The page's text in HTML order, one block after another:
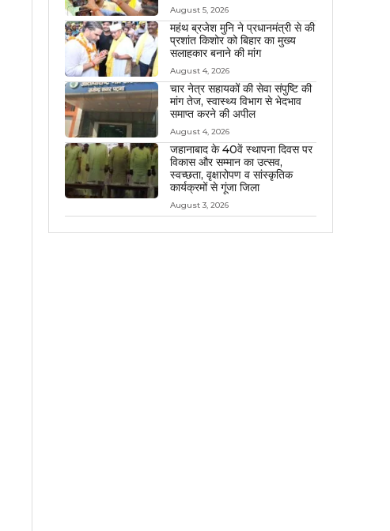
August 5, 2026
महंथ ब्रजेश मुनि ने प्रधानमंत्री से की
प्रशांत किशोर को बिहार का मुख्य
सलाहकार बनाने की मांग
August 4, 2026
चार नेत्र सहायकों की सेवा संपुष्टि की
मांग तेज, स्वास्थ्य विभाग से भेदभाव
समाप्त करने की अपील
August 4, 2026
जहानाबाद के 40वें स्थापना दिवस पर
विकास और सम्मान का उत्सव,
स्वच्छता, वृक्षारोपण व सांस्कृतिक
कार्यक्रमों से गूंजा जिला
August 3, 2026